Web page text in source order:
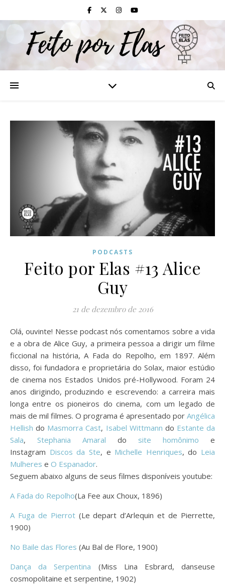
PODCASTS
Feito por Elas #13 Alice
Guy
21 de dezembro de 2016
Olá, ouvinte! Nesse podcast nós comentamos sobre a vida
e a obra de Alice Guy, a primeira pessoa a dirigir um filme
ficcional na história, A Fada do Repolho, em 1897. Além
disso, foi fundadora e proprietária do Solax, maior estúdio
de cinema nos Estados Unidos pré-Hollywood. Foram 24
anos dirigindo, produzindo e escrevendo: a carreira mais
longa entre os pioneiros do cinema, com um legado de
mais de mil filmes. O programa é apresentado por Angélica
Hellish do Masmorra Cast, Isabel Wittmann do Estante da
Sala, Stephania Amaral do site homônimo e
Instagram Discos da Ste, e Michelle Henriques, do Leia
Mulheres e O Espanador.
Seguem abaixo alguns de seus filmes disponíveis youtube:
A Fada do Repolho(La Fee aux Choux, 1896)
A Fuga de Pierrot(Le depart d’Arlequin et de Pierrette,
1900)
No Baile das Flores (Au Bal de Flore, 1900)
Dança da Serpentina (Miss Lina Esbrard, danseuse
cosmopolitaine et serpentine, 1902)